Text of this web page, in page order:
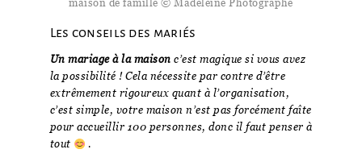
maison de famille © Madeleine Photographe
Les conseils des mariés
Un mariage à la maison c’est magique si vous avez
la possibilité ! Cela nécessite par contre d’être
extrêmement rigoureux quant à l’organisation,
c’est simple, votre maison n’est pas forcément faîte
pour accueillir 100 personnes, donc il faut penser à
tout
.